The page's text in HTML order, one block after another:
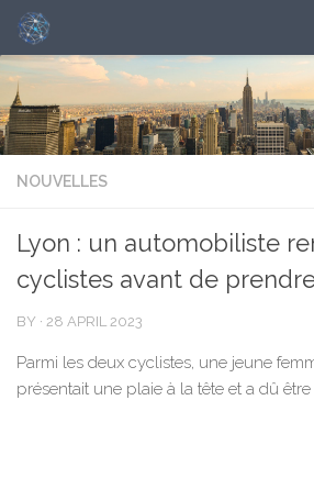
NOUVELLES
Lyon : un automobiliste
cyclistes avant de
BY · 28 APRIL 2023
Parmi les deux cyclistes, une jeune
présentait une plaie à la tête et a dû